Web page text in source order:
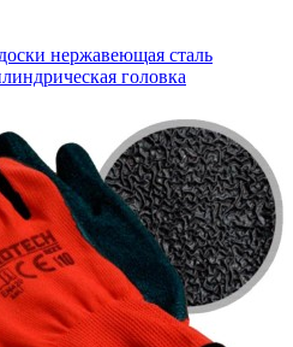
нержавеющая сталь
головка